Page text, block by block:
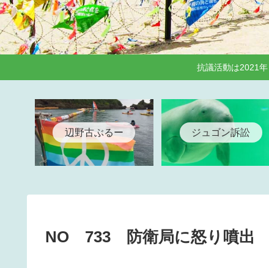
抗議活動は2021
辺野古ぶるー ジュゴン訴訟
NO 733 防衛局に怒り噴出